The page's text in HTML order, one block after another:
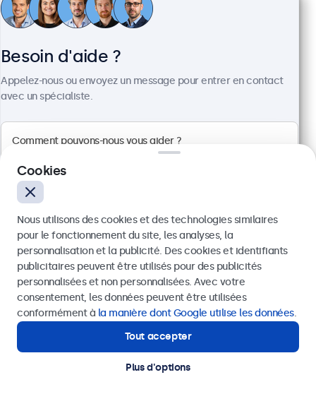
Référence :10TS7
100+ pièces en stock
Écran tactile Full HD multipoint
Entrées : HDMI, DisplayPort, USB-C, VGA
Dimensions : 242 x 169 x 34 mm
Besoin d'aide ?
Appelez-nous ou envoyez un message pour entrer en contact
avec un spécialiste.
Envoyer
Ou appelez-nous au+41 43 50 80 772
Contactez nos spécialistes.
Cookies
Nous utilisons des cookies et des technologies similaires
pour le fonctionnement du site, les analyses, la
personnalisation et la publicité. Des cookies et identifiants
publicitaires peuvent être utilisés pour des publicités
personnalisées et non personnalisées. Avec votre
consentement, les données peuvent être utilisées
conformément à la manière dont Google utilise les données.
Tout accepter
Plus d'options